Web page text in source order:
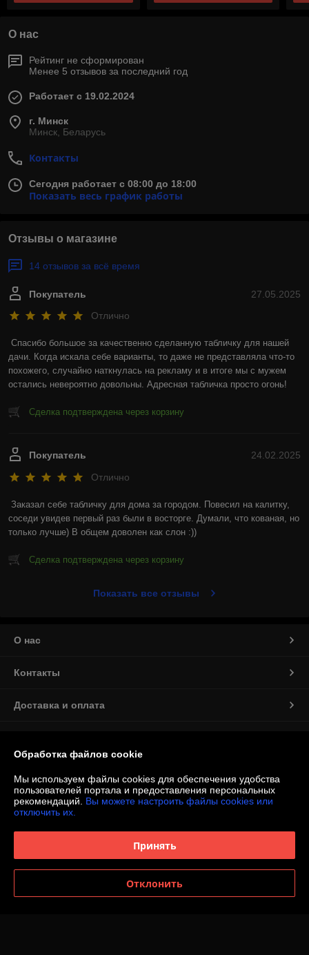
О нас
Рейтинг не сформирован
Менее 5 отзывов за последний год
Работает с 19.02.2024
г. Минск
Минск, Беларусь
Контакты
Сегодня работает с 08:00 до 18:00
Показать весь график работы
Отзывы о магазине
14 отзывов за всё время
27.05.2025
Покупатель
Отлично
Спасибо большое за качественно сделанную табличку для нашей
дачи. Когда искала себе варианты, то даже не представляла что-то
похожего, случайно наткнулась на рекламу и в итоге мы с мужем
остались невероятно довольны. Адресная табличка просто огонь!
Сделка подтверждена через корзину
24.02.2025
Покупатель
Отлично
Заказал себе табличку для дома за городом. Повесил на калитку,
соседи увидев первый раз были в восторге. Думали, что кованая, но
только лучше) В общем доволен как слон :))
Сделка подтверждена через корзину
Показать все отзывы
О нас
Контакты
Доставка и оплата
Политика обработки cookies
Сайт создан на платформе Deal.by
Обработка файлов cookie
Мы используем файлы cookies для обеспечения удобства
пользователей портала и предоставления персональных
рекомендаций. Вы можете настроить файлы cookies или
отключить их.
Принять
Отклонить